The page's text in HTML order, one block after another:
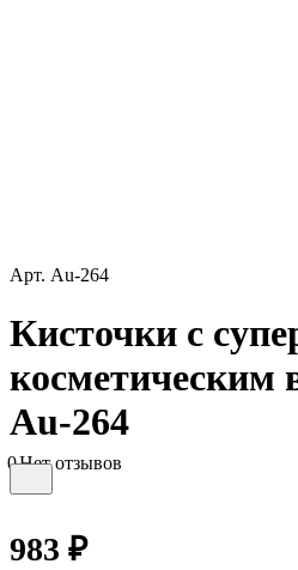
Арт. Au-264
Кисточки с
косметическим
Au-264
0Нет отзывов
983 ₽